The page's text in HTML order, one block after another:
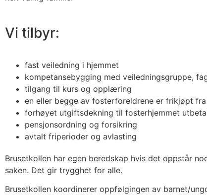
Vi tilbyr:
fast veiledning i hjemmet
kompetansebygging med veiledningsgruppe,
tilgang til kurs og opplæring
en eller begge av fosterforeldrene er frikjøpt
forhøyet utgiftsdekning til fosterhjemmet
pensjonsordning og forsikring
avtalt friperioder og avlasting
Brusetkollen har egen beredskap hvis det oppstår
saken. Det gir trygghet for alle.
Brusetkollen koordinerer oppfølgingen av barnet/